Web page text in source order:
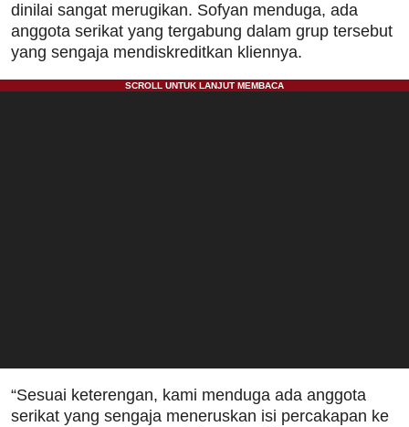
dinilai sangat merugikan. Sofyan menduga, ada
anggota serikat yang tergabung dalam grup tersebut
yang sengaja mendiskreditkan kliennya.
“Sesuai keterengan, kami menduga ada anggota
serikat yang sengaja meneruskan isi percakapan ke